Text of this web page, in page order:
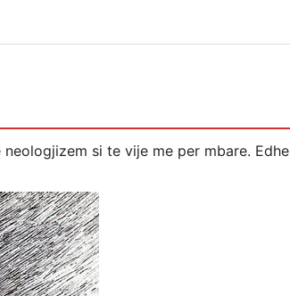
si te vije me per mbare. Edhe